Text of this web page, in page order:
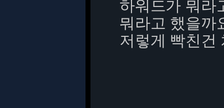
하워드가 뭐라
뭐라고 했을까
저렇게 빡친건